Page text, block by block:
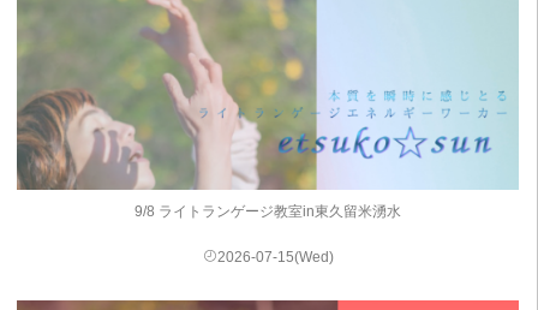
9/8 ライトランゲージ教室in東久留米湧水
2026-07-15(Wed)